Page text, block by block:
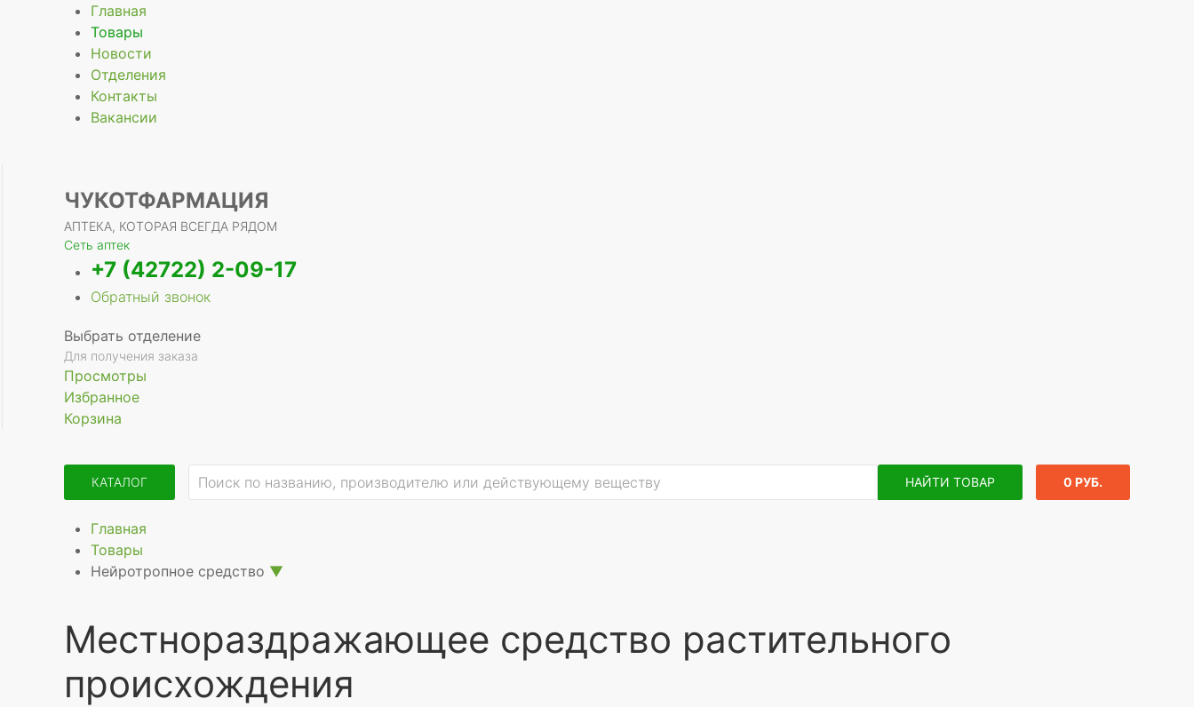
Главная
Товары
Новости
Отделения
Контакты
Вакансии
ЧУКОТФАРМАЦИЯ
АПТЕКА, КОТОРАЯ ВСЕГДА РЯДОМ
Сеть аптек
+7 (42722) 2-09-17
Обратный звонок
Выбрать отделение
Для получения заказа
Просмотры
Избранное
Корзина
КАТАЛОГ НАЙТИ ТОВАР 0 РУБ.
Главная
Товары
Нейротропное средство ▼
Местнораздражающее средство растительного
происхождения